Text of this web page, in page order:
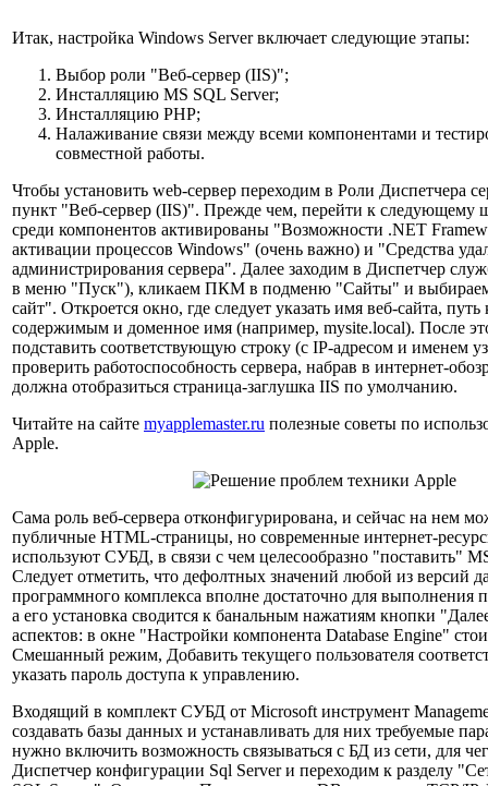
Итак, настройка Windows Server включает следующие этапы:
Выбор роли "Веб-сервер (IIS)";
Инсталляцию MS SQL Server;
Инсталляцию PHP;
Налаживание связи между всеми компонентами и
совместной работы.
Чтобы установить web-сервер переходим в Роли Диспетчера
пункт "Веб-сервер (IIS)". Прежде чем, перейти к следующему
среди компонентов активированы "Возможности .NET
активации процессов Windows" (очень важно) и "Средства
администрирования сервера". Далее заходим в Диспетчер
в меню "Пуск"), кликаем ПКМ в подменю "Сайты" и
сайт". Откроется окно, где следует указать имя веб-сайта, путь
содержимым и доменное имя (например, mysite.local). После
подставить соответствующую строку (с IP-адресом и именем
проверить работоспособность сервера, набрав в интернет-
должна отобразиться страница-заглушка IIS по умолчанию.
Читайте на сайте myapplemaster.ru полезные советы по
Apple.
Сама роль веб-сервера отконфигурирована, и сейчас на нем
публичные HTML-страницы, но современные интернет-
используют СУБД, в связи с чем целесообразно "поставить"
Следует отметить, что дефолтных значений любой из версий
программного комплекса вполне достаточно для выполнения
а его установка сводится к банальным нажатиям кнопки
аспектов: в окне "Настройки компонента Database Engine"
Смешанный режим, Добавить текущего пользователя
указать пароль доступа к управлению.
Входящий в комплект СУБД от Microsoft инструмент
создавать базы данных и устанавливать для них требуемые
нужно включить возможность связываться с БД из сети, для
Диспетчер конфигурации Sql Server и переходим к разделу